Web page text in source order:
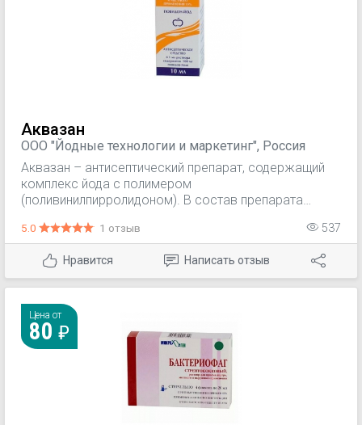
Аквазан
ООО "Йодные технологии и маркетинг", Россия
Аквазан – антисептический препарат, содержащий
комплекс йода с полимером
(поливинилпирролидоном). В состав препарата
оказывает выраженное противомикробное
действие в отношении значительного спектра
микроорганизмов, кроме того для препарата
характерна антисептическая, дезинфицирующая,
активность. Механизм действия препарата связан с
блокадой аминогрупп клеточных белков.
5.0 1 отзыв 537
Нравится Написать отзыв
Цена от
80